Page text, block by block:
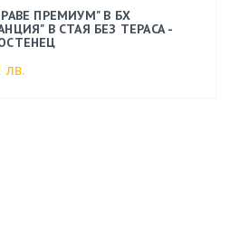
ПРЕМИУМ" В БХ
В СТАЯ БЕЗ ТЕРАСА -